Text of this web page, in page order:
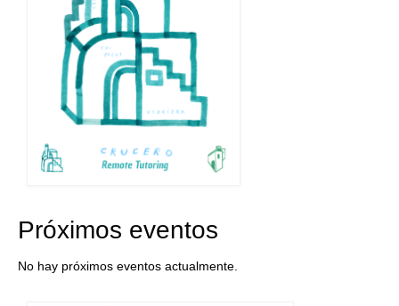
Próximos eventos
No hay próximos eventos actualmente.